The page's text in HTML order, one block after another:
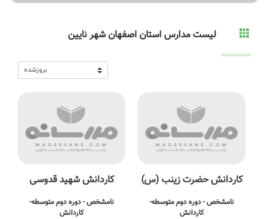
لیست مدارس استان اصفهان شهر نایین
کاردانش حضرت زینب (س)
نامشخص - دوره دوم متوسطه-
کاردانش
کاردانش شهید قدوسی
نامشخص - دوره دوم متوسطه-
کاردانش